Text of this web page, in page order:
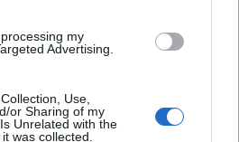
my
Advertising.
Use,
or Sharing of my
Unrelated with the
was collected.
Ατρόμητος και Novibet
συνεχίζουν μαζί: Ανανέωση
το 2028